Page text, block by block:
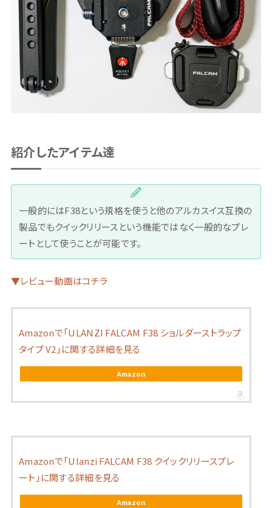
紹介したアイテム達
一般的にはF38という規格を使うと他のアルカスイス互換の
製品でもクイックリリースという機能ではなく一般的なプレ
ートとして使うことが可能です。
▼レビュー動画はコチラ
Amazonで「ULANZI FALCAM F38 ショルダーストラップ
タイプ V2」に関する詳細を見る
Amazon
Amazonで「Ulanzi FALCAM F38 クイックリリースプレ
ート」に関する詳細を見る
Amazon